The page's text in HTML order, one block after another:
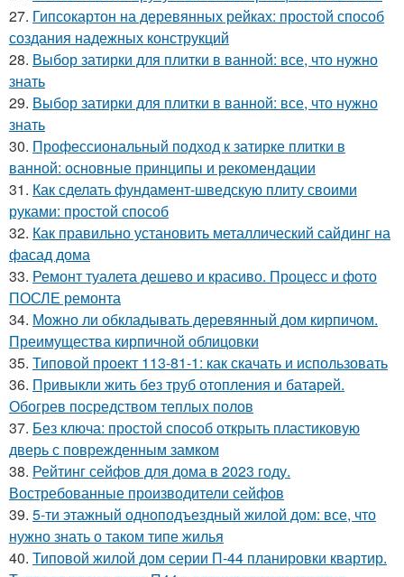
27. Гипсокартон на деревянных рейках: простой способ
создания надежных конструкций
28. Выбор затирки для плитки в ванной: все, что нужно
знать
29. Выбор затирки для плитки в ванной: все, что нужно
знать
30. Профессиональный подход к затирке плитки в
ванной: основные принципы и рекомендации
31. Как сделать фундамент-шведскую плиту своими
руками: простой способ
32. Как правильно установить металлический сайдинг на
фасад дома
33. Ремонт туалета дешево и красиво. Процесс и фото
ПОСЛЕ ремонта
34. Можно ли обкладывать деревянный дом кирпичом.
Преимущества кирпичной облицовки
35. Типовой проект 113-81-1: как скачать и использовать
36. Привыкли жить без труб отопления и батарей.
Обогрев посредством теплых полов
37. Без ключа: простой способ открыть пластиковую
дверь с поврежденным замком
38. Рейтинг сейфов для дома в 2023 году.
Востребованные производители сейфов
39. 5-ти этажный одноподъездный жилой дом: все, что
нужно знать о таком типе жилья
40. Типовой жилой дом серии П-44 планировки квартир.